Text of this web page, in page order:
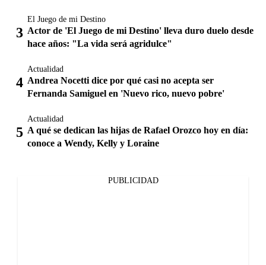
El Juego de mi Destino
Actor de 'El Juego de mi Destino' lleva duro duelo desde
hace años: "La vida será agridulce"
Actualidad
Andrea Nocetti dice por qué casi no acepta ser
Fernanda Samiguel en 'Nuevo rico, nuevo pobre'
Actualidad
A qué se dedican las hijas de Rafael Orozco hoy en día:
conoce a Wendy, Kelly y Loraine
PUBLICIDAD